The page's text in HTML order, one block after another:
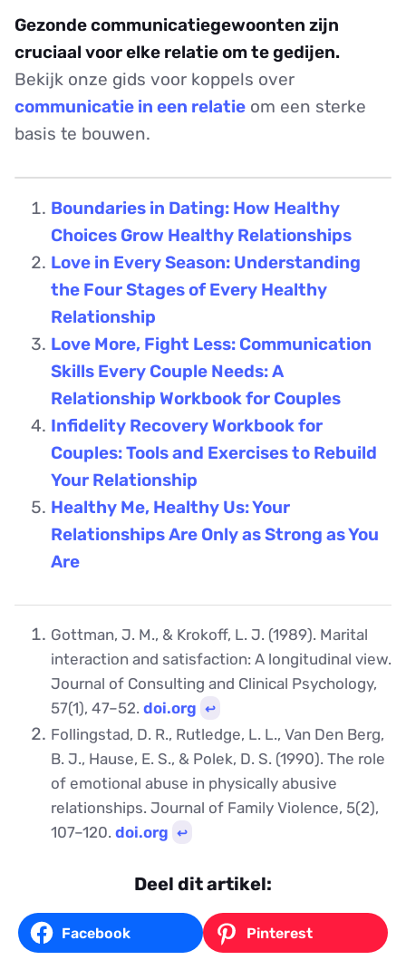
Gezonde communicatiegewoonten zijn
cruciaal voor elke relatie om te gedijen.
Bekijk onze gids voor koppels over
communicatie in een relatie om een sterke
basis te bouwen.
Boundaries in Dating: How Healthy
Choices Grow Healthy Relationships
Love in Every Season: Understanding
the Four Stages of Every Healthy
Relationship
Love More, Fight Less: Communication
Skills Every Couple Needs: A
Relationship Workbook for Couples
Infidelity Recovery Workbook for
Couples: Tools and Exercises to Rebuild
Your Relationship
Healthy Me, Healthy Us: Your
Relationships Are Only as Strong as You
Are
Gottman, J. M., & Krokoff, L. J. (1989). Marital
interaction and satisfaction: A longitudinal view.
Journal of Consulting and Clinical Psychology,
57(1), 47–52. doi.org ↩︎
Follingstad, D. R., Rutledge, L. L., Van Den Berg,
B. J., Hause, E. S., & Polek, D. S. (1990). The role
of emotional abuse in physically abusive
relationships. Journal of Family Violence, 5(2),
107–120. doi.org ↩︎
Deel dit artikel:
Facebook Pinterest